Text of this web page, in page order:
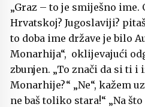
„Graz – to je smiješno ime.
Hrvatskoj? Jugoslaviji?
to doba ime države je bilo
Monarhija“, oklijevajući
zbunjen. „To znači da si ti i
Monarhije?“ „Ne“, kažem
ne baš toliko stara!“ „Na